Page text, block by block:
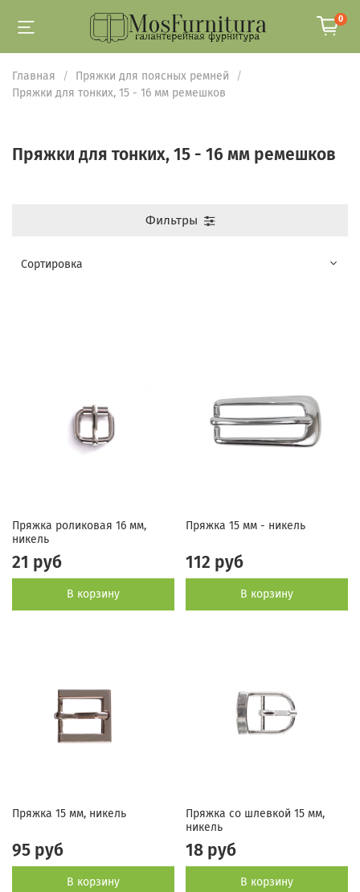
0
Главная
Пряжки для поясных ремней
Пряжки для тонких, 15 - 16 мм ремешков
Пряжки для тонких, 15 - 16 мм ремешков
Фильтры
Пряжка роликовая 16 мм,
никель
21 руб
В корзину
Пряжка 15 мм - никель
112 руб
В корзину
Пряжка 15 мм, никель
95 руб
В корзину
Пряжка со шлевкой 15 мм,
никель
18 руб
В корзину